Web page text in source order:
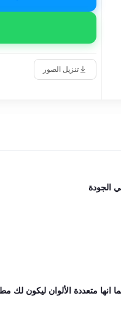
تنزيل الصور
الجودة
متعددة الألوان ليكون لك